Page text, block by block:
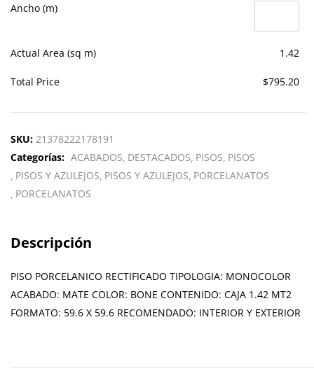
Ancho (m)
Actual Area (sq m) 1.42
Total Price $795.20
SKU: 21378222178191
Categorías: ACABADOS DESTACADOS PISOS PISOS
PISOS Y AZULEJOS PISOS Y AZULEJOS PORCELANATOS
PORCELANATOS
Descripción
PISO PORCELANICO RECTIFICADO TIPOLOGIA: MONOCOLOR
ACABADO: MATE COLOR: BONE CONTENIDO: CAJA 1.42 MT2
FORMATO: 59.6 X 59.6 RECOMENDADO: INTERIOR Y EXTERIOR